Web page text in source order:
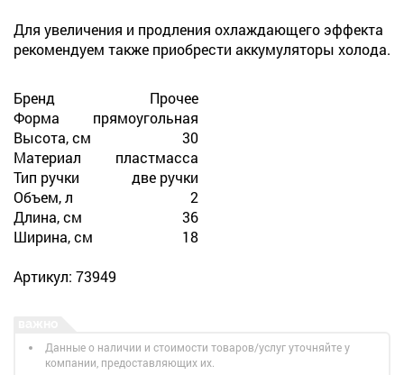
Для увеличения и продления охлаждающего эффекта
рекомендуем также приобрести аккумуляторы холода.
Бренд
Прочее
Форма
прямоугольная
Высота, см
30
Материал
пластмасса
Тип ручки
две ручки
Объем, л
2
Длина, см
36
Ширина, см
18
Артикул: 73949
Данные о наличии и стоимости товаров/услуг уточняйте у
компании, предоставляющих их.